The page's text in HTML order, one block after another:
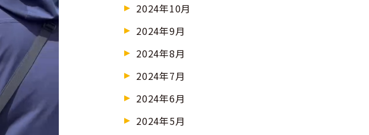
2024年10月
2024年9月
2024年8月
2024年7月
2024年6月
2024年5月